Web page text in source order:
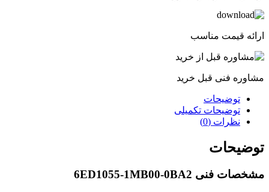
ارائه قیمت مناسب
مشاوره فنی قبل خرید
توضیحات
توضیحات تکمیلی
نظرات (0)
توضیحات
مشخصات فنی 6ED1055-1MB00-0BA2